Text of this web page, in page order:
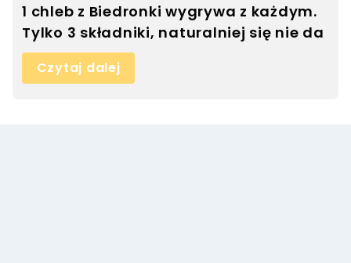
1 chleb z Biedronki wygrywa z każdym.
Tylko 3 składniki, naturalniej się nie da
Czytaj dalej